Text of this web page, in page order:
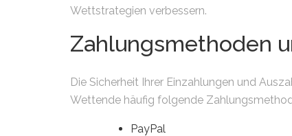
Wettstrategien verbessern.
Zahlungsmethoden
Die Sicherheit Ihrer Einzahlungen und
Wettende häufig folgende
PayPal